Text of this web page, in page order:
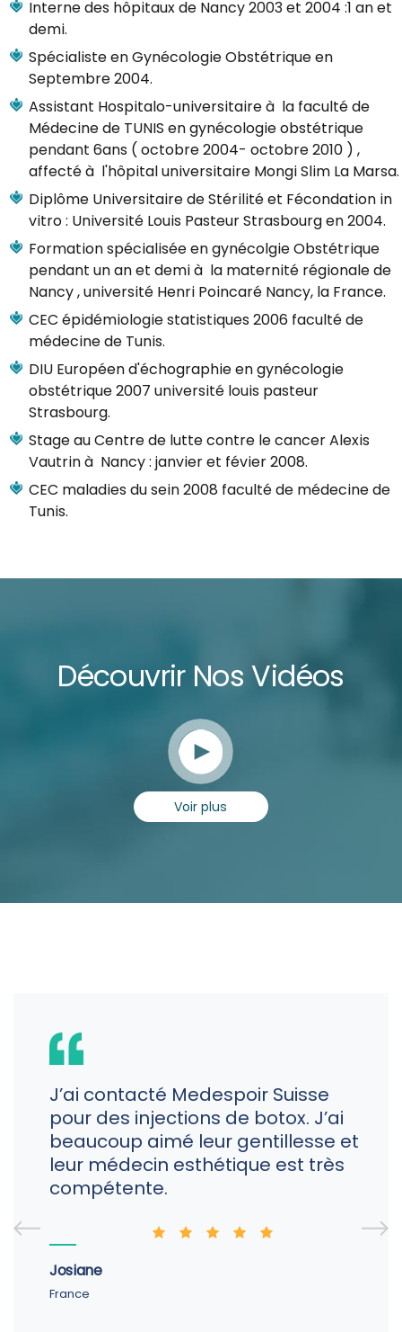
Interne des hôpitaux de Nancy 2003 et 2004 :1 an et
demi.
Spécialiste en Gynécologie Obstétrique en
Septembre 2004.
Assistant Hospitalo-universitaire à la faculté de
Médecine de TUNIS en gynécologie obstétrique
pendant 6ans ( octobre 2004- octobre 2010 ) ,
affecté à l'hôpital universitaire Mongi Slim La Marsa.
Diplôme Universitaire de Stérilité et Fécondation in
vitro : Université Louis Pasteur Strasbourg en 2004.
Formation spécialisée en gynécolgie Obstétrique
pendant un an et demi à la maternité régionale de
Nancy , université Henri Poincaré Nancy, la France.
CEC épidémiologie statistiques 2006 faculté de
médecine de Tunis.
DIU Européen d'échographie en gynécologie
obstétrique 2007 université louis pasteur
Strasbourg.
Stage au Centre de lutte contre le cancer Alexis
Vautrin à Nancy : janvier et févier 2008.
CEC maladies du sein 2008 faculté de médecine de
Tunis.
Découvrir Nos Vidéos
Voir plus
J’ai contacté Medespoir Suisse
pour des injections de botox. J’ai
beaucoup aimé leur gentillesse et
leur médecin esthétique est très
compétente.
Josiane
France